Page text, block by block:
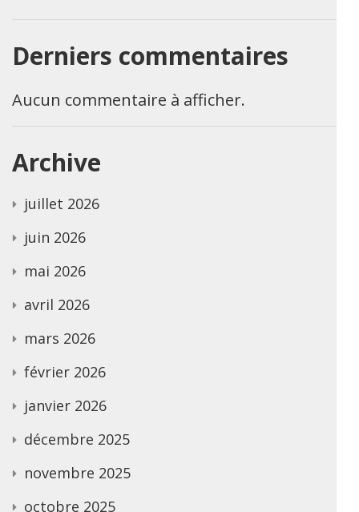
Derniers commentaires
Aucun commentaire à afficher.
Archive
juillet 2026
juin 2026
mai 2026
avril 2026
mars 2026
février 2026
janvier 2026
décembre 2025
novembre 2025
octobre 2025